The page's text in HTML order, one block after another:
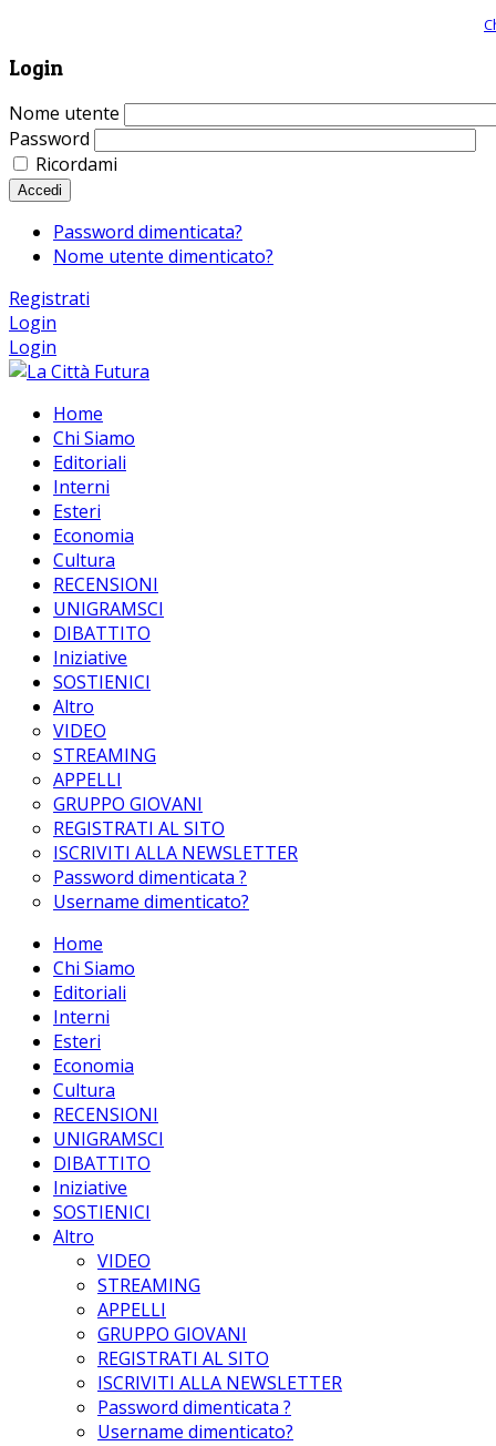
Login
Nome utente
Password
Ricordami
Accedi
Password dimenticata?
Nome utente dimenticato?
Registrati
Login
Login
Home
Chi Siamo
Editoriali
Interni
Esteri
Economia
Cultura
RECENSIONI
UNIGRAMSCI
DIBATTITO
Iniziative
SOSTIENICI
Altro
VIDEO
STREAMING
APPELLI
GRUPPO GIOVANI
REGISTRATI AL SITO
ISCRIVITI ALLA NEWSLETTER
Password dimenticata ?
Username dimenticato?
Home
Chi Siamo
Editoriali
Interni
Esteri
Economia
Cultura
RECENSIONI
UNIGRAMSCI
DIBATTITO
Iniziative
SOSTIENICI
Altro
VIDEO
STREAMING
APPELLI
GRUPPO GIOVANI
REGISTRATI AL SITO
ISCRIVITI ALLA NEWSLETTER
Password dimenticata ?
Username dimenticato?